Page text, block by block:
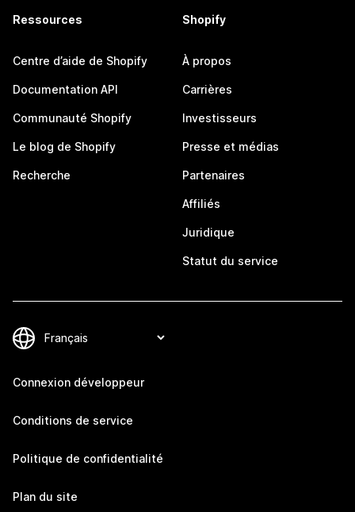
Ressources
Centre d’aide de Shopify
Documentation API
Communauté Shopify
Le blog de Shopify
Recherche
Shopify
À propos
Carrières
Investisseurs
Presse et médias
Partenaires
Affiliés
Juridique
Statut du service
Connexion développeur
Conditions de service
Politique de confidentialité
Plan du site